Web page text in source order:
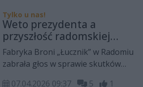
upamiętniających 50. rocznicę
Wydarzeń Czerwcowych z 1976
roku.
Tylko u nas!
Weto prezydenta a
przyszłość radomskiej
zbrojeniówki. Fabryka
Broni komentuje skutki
decyzji
Fabryka Broni „Łucznik” w Radomiu
zabrała głos w sprawie skutków
07.04.2026 09:37 5 1